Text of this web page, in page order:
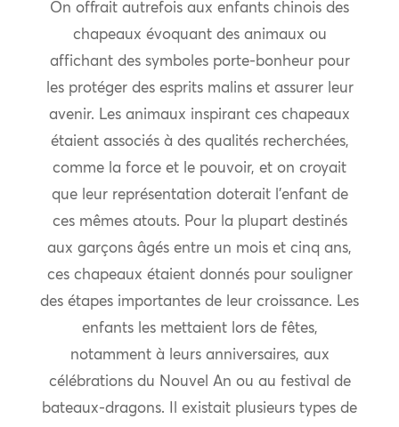
On offrait autrefois aux enfants chinois des
chapeaux évoquant des animaux ou
affichant des symboles porte-bonheur pour
les protéger des esprits malins et assurer leur
avenir. Les animaux inspirant ces chapeaux
étaient associés à des qualités recherchées,
comme la force et le pouvoir, et on croyait
que leur représentation doterait l’enfant de
ces mêmes atouts. Pour la plupart destinés
aux garçons âgés entre un mois et cinq ans,
ces chapeaux étaient donnés pour souligner
des étapes importantes de leur croissance. Les
enfants les mettaient lors de fêtes,
notamment à leurs anniversaires, aux
célébrations du Nouvel An ou au festival de
bateaux-dragons. Il existait plusieurs types de